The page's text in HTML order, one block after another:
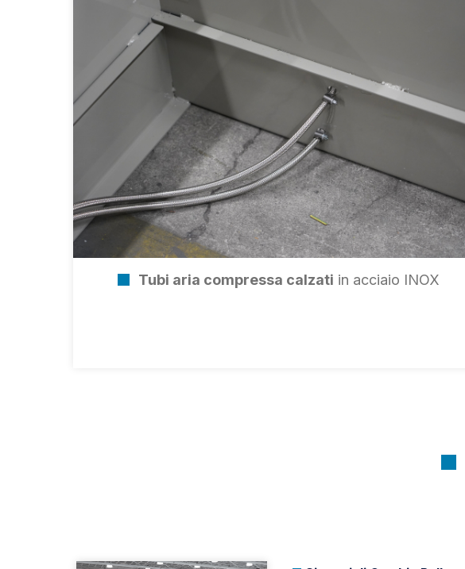
Tubi aria compressa calzati in acciaio INOX